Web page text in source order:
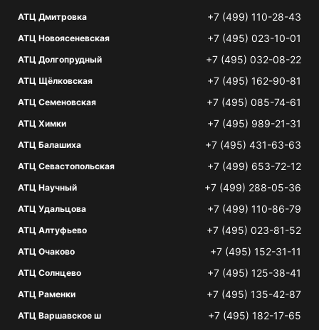
АТЦ Дмитровка +7 (499) 110-28-43
АТЦ Новоясеневская +7 (495) 023-10-01
АТЦ Долгопрудный +7 (495) 032-08-22
АТЦ Щёлковская +7 (495) 162-90-81
АТЦ Семеновская +7 (495) 085-74-61
АТЦ Химки +7 (495) 989-21-31
АТЦ Балашиха +7 (495) 431-63-63
АТЦ Севастопольская +7 (499) 653-72-12
АТЦ Научный +7 (499) 288-05-36
АТЦ Удальцова +7 (499) 110-86-79
АТЦ Алтуфьево +7 (495) 023-81-52
АТЦ Очаково +7 (495) 152-31-11
АТЦ Солнцево +7 (495) 125-38-41
АТЦ Раменки +7 (495) 135-42-87
АТЦ Варшавское ш +7 (495) 182-17-65